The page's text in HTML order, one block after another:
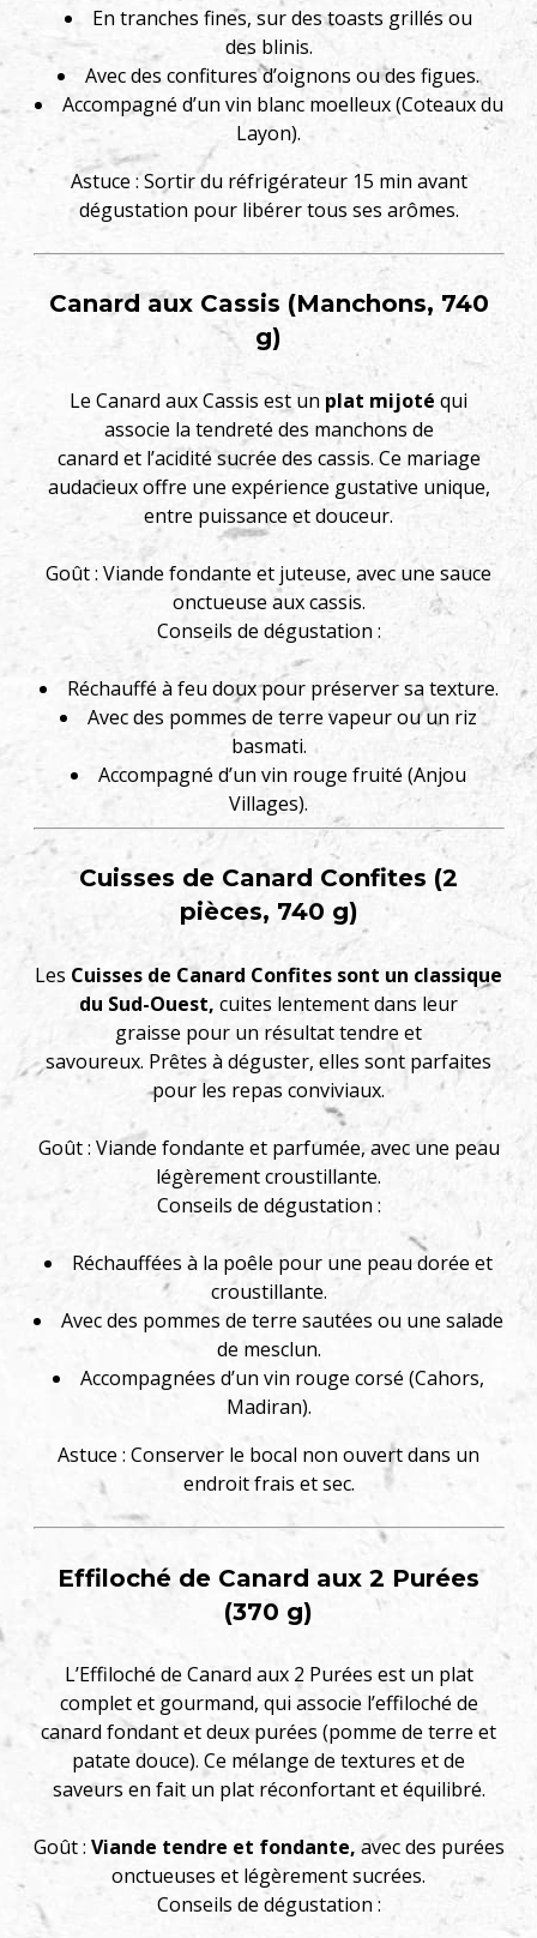
En tranches fines, sur des toasts grillés ou
des blinis.
Avec des confitures d’oignons ou des figues.
Accompagné d’un vin blanc moelleux (Coteaux du
Layon).
Astuce : Sortir du réfrigérateur 15 min avant
dégustation pour libérer tous ses arômes.
Canard aux Cassis (Manchons, 740
g)
Le Canard aux Cassis est un plat mijoté qui
associe la tendreté des manchons de
canard et l’acidité sucrée des cassis. Ce mariage
audacieux offre une expérience gustative unique,
entre puissance et douceur.
Goût : Viande fondante et juteuse, avec une sauce
onctueuse aux cassis.
Conseils de dégustation :
Réchauffé à feu doux pour préserver sa texture.
Avec des pommes de terre vapeur ou un riz
basmati.
Accompagné d’un vin rouge fruité (Anjou
Villages).
Cuisses de Canard Confites (2
pièces, 740 g)
Les Cuisses de Canard Confites sont un classique
du Sud-Ouest, cuites lentement dans leur
graisse pour un résultat tendre et
savoureux. Prêtes à déguster, elles sont parfaites
pour les repas conviviaux.
Goût : Viande fondante et parfumée, avec une peau
légèrement croustillante.
Conseils de dégustation :
Réchauffées à la poêle pour une peau dorée et
croustillante.
Avec des pommes de terre sautées ou une salade
de mesclun.
Accompagnées d’un vin rouge corsé (Cahors,
Madiran).
Astuce : Conserver le bocal non ouvert dans un
endroit frais et sec.
Effiloché de Canard aux 2 Purées
(370 g)
L’Effiloché de Canard aux 2 Purées est un plat
complet et gourmand, qui associe l’effiloché de
canard fondant et deux purées (pomme de terre et
patate douce). Ce mélange de textures et de
saveurs en fait un plat réconfortant et équilibré.
Goût : Viande tendre et fondante,avec des purées
onctueuses et légèrement sucrées.
Conseils de dégustation :